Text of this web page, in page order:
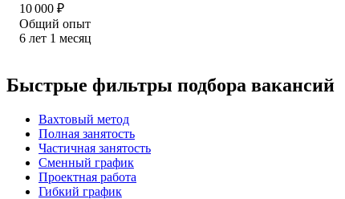
10 000 ₽
Общий опыт
6 лет 1 месяц
Быстрые фильтры подбора вакансий
Вахтовый метод
Полная занятость
Частичная занятость
Сменный график
Проектная работа
Гибкий график